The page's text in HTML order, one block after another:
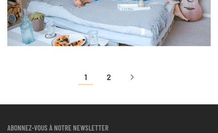
1 2
ABONNEZ-VOUS À NOTRE NEWSLETTER